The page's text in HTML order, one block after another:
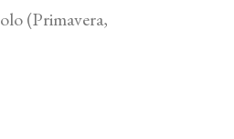
(Primavera,